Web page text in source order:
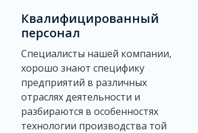
Квалифицированный
персонал
Специалисты нашей компании,
хорошо знают специфику
предприятий в различных
отраслях деятельности и
разбираются в особенностях
технологии производства той